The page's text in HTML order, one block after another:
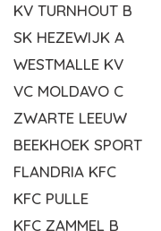
KV TURNHOUT B
SK HEZEWIJK A
WESTMALLE KV
VC MOLDAVO C
ZWARTE LEEUW
BEEKHOEK SPORT
FLANDRIA KFC
KFC PULLE
KFC ZAMMEL B